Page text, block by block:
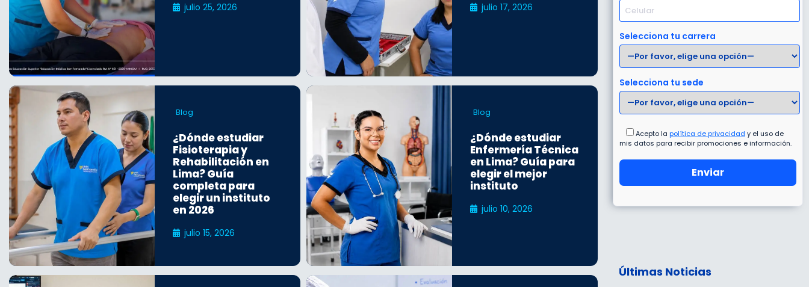
julio 25, 2026 julio 17, 2026
Blog
¿Dónde estudiar
Fisioterapia y
Rehabilitación en
Lima? Guía
completa para
elegir un instituto
en 2026
julio 15, 2026
Blog
¿Dónde estudiar
Enfermería Técnica
en Lima? Guía para
elegir el mejor
instituto
julio 10, 2026
Selecciona tu carrera
Selecciona tu sede
Acepto la política de privacidad y el uso de
mis datos para recibir promociones e información.
Últimas Noticias